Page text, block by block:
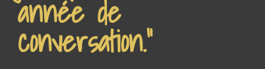
année de
conversation."